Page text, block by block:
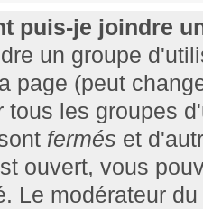
puis-je joindre
un groupe
page (peut
tous les groupes
fermés et
ouvert, vous
Le modérateur